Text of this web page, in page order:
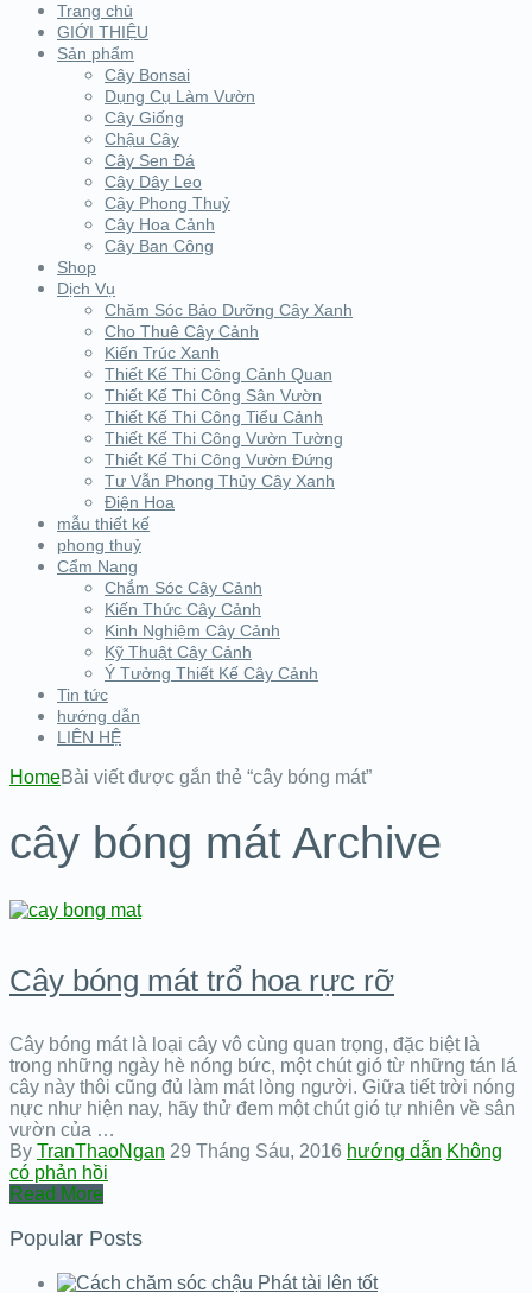
Trang chủ
GIỚI THIỆU
Sản phẩm
Cây Bonsai
Dụng Cụ Làm Vườn
Cây Giống
Chậu Cây
Cây Sen Đá
Cây Dây Leo
Cây Phong Thuỷ
Cây Hoa Cảnh
Cây Ban Công
Shop
Dịch Vụ
Chăm Sóc Bảo Dưỡng Cây Xanh
Cho Thuê Cây Cảnh
Kiến Trúc Xanh
Thiết Kế Thi Công Cảnh Quan
Thiết Kế Thi Công Sân Vườn
Thiết Kế Thi Công Tiểu Cảnh
Thiết Kế Thi Công Vườn Tường
Thiết Kế Thi Công Vườn Đứng
Tư Vẫn Phong Thủy Cây Xanh
Điện Hoa
mẫu thiết kế
phong thuỷ
Cẩm Nang
Chắm Sóc Cây Cảnh
Kiến Thức Cây Cảnh
Kinh Nghiệm Cây Cảnh
Kỹ Thuật Cây Cảnh
Ý Tưởng Thiết Kế Cây Cảnh
Tin tức
hướng dẫn
LIÊN HỆ
HomeBài viết được gắn thẻ “cây bóng mát”
cây bóng mát Archive
Cây bóng mát trổ hoa rực rỡ
Cây bóng mát là loại cây vô cùng quan trọng, đặc biệt là
trong những ngày hè nóng bức, một chút gió từ những tán lá
cây này thôi cũng đủ làm mát lòng người. Giữa tiết trời nóng
nực như hiện nay, hãy thử đem một chút gió tự nhiên về sân
vườn của …
By TranThaoNgan 29 Tháng Sáu, 2016 hướng dẫn Không
có phản hồi
Read More
Popular Posts